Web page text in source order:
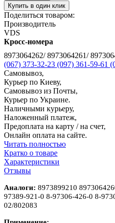
Купить в один клик
Поделиться товаром:
Производитель
VDS
Кросс-номера
8973064262/ 8973064261/
(067) 373-32-23 (097) 361-59-61
Самовывоз,
Курьер по Киеву,
Самовывоз из Почты,
Курьер по Украине.
Наличными курьеру,
Наложенный платеж,
Предоплата на карту / на счет,
Онлайн оплата на сайте.
Читать полностью
Кратко о товаре
Характеристики
Отзывы
Аналоги: 8973899210
97389-921-0 8-97306-426-0 8-
02/802083